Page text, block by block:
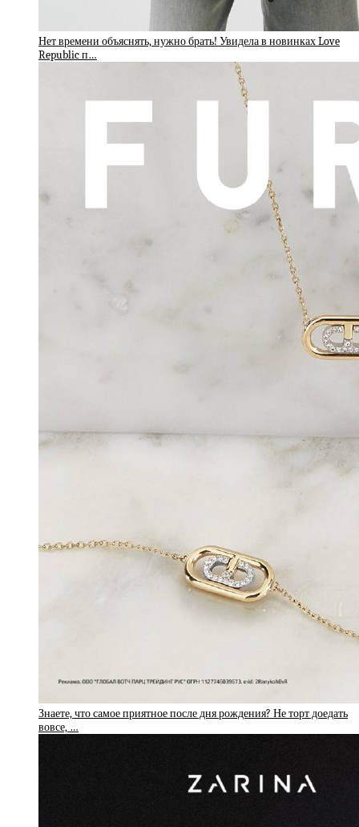
Нет времени объяснять, нужно брать! Увидела в новинках Love
Republic п…
Знаете, что самое приятное после дня рождения? Не торт доедать
вовсе, …